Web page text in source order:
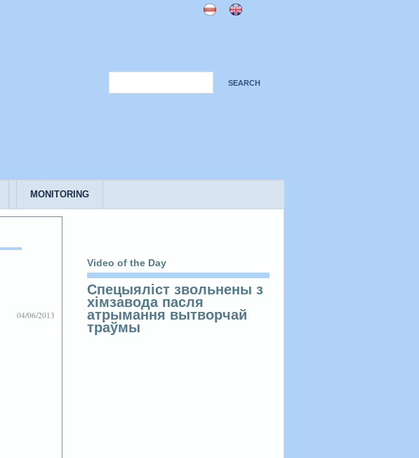
MONITORING
04/06/2013
Video of the Day
Спецыяліст звольнены з
хімзавода пасля
атрымання вытворчай
траўмы